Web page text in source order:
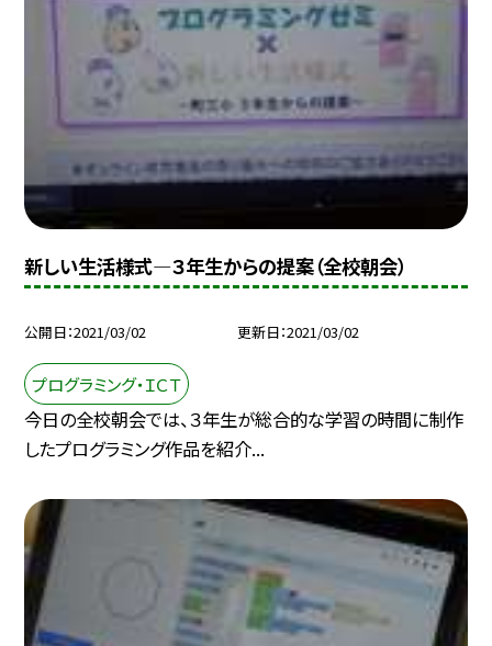
新しい生活様式—３年生からの提案（全校朝会）
公開日 2021/03/02 更新日 2021/03/02
プログラミング・ＩＣＴ
今日の全校朝会では、３年生が総合的な学習の時間に制作
したプログラミング作品を紹介...